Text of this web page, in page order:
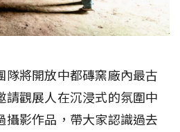
隊將開放中都磚窯廠內最古
請觀展人在沉浸式的氛圍中
攝影作品，帶大家認識過去